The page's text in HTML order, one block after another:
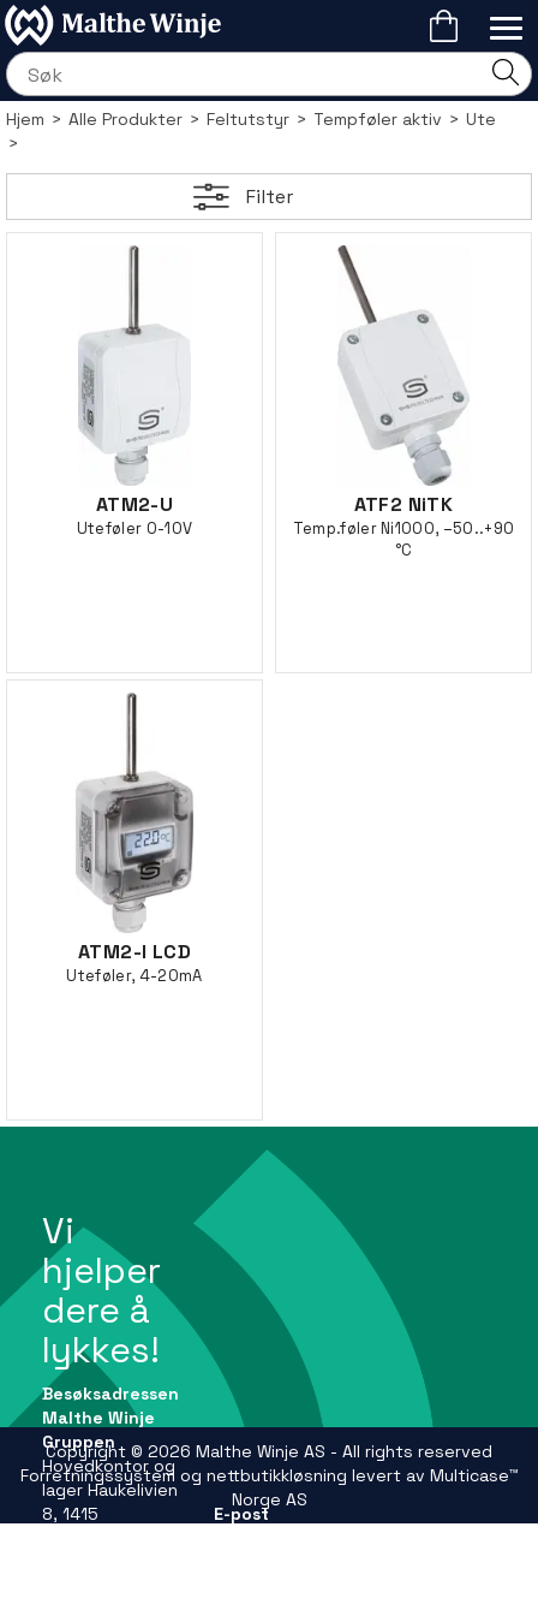
Hjem>Alle Produkter>Feltutstyr>Tempføler aktiv>Ute
>
Filter
ATM2-U
Uteføler 0-10V
ATF2 NiTK
Temp.føler Ni1000, –50..+90
°C
ATM2-I LCD
Uteføler, 4-20mA
Vi
hjelper
dere å
lykkes!
Besøksadressen
Malthe Winje
Gruppen
Hovedkontor og
lager Haukelivien
8, 1415
E-post
Copyright © 2026 Malthe Winje AS - All rights reserved
Forretningssystem og nettbutikkløsning levert av Multicase™
Norge AS